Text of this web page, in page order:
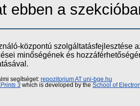
ebben a
központú szolgáltatásfejlesztése
minőségének és
segítséget: repozitorium AT uni-bge.hu
3 which is developed by the School of